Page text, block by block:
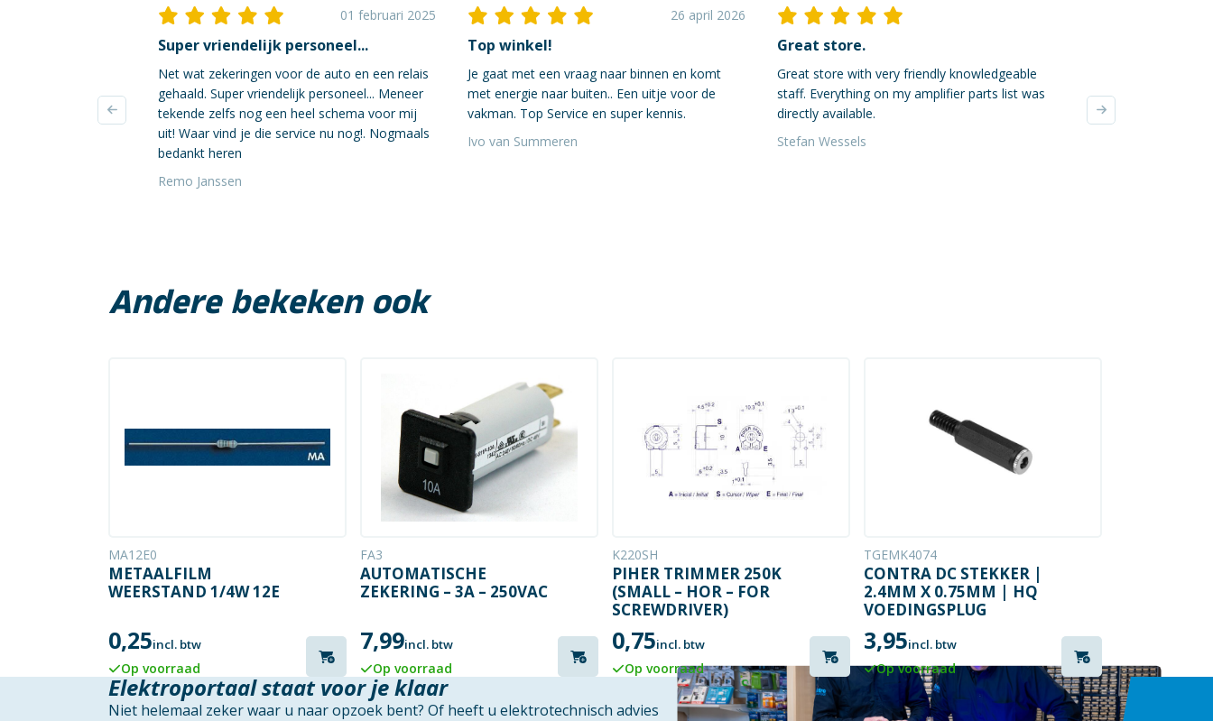
01 februari 2025
Super vriendelijk personeel...
Net wat zekeringen voor de auto en een relais
gehaald. Super vriendelijk personeel... Meneer
tekende zelfs nog een heel schema voor mij
uit! Waar vind je die service nu nog!. Nogmaals
bedankt heren
Remo Janssen
26 april 2026
Top winkel!
Je gaat met een vraag naar binnen en komt
met energie naar buiten.. Een uitje voor de
vakman. Top Service en super kennis.
Ivo van Summeren
Great store.
Great store with very friendly knowledgeable
staff. Everything on my amplifier parts list was
directly available.
Stefan Wessels
verzonden, super!
waren zeer
Andere bekeken ook
MA12E0
METAALFILM
WEERSTAND 1/4W 12E
0,25incl. btw
Op voorraad
FA3
AUTOMATISCHE
ZEKERING – 3A – 250VAC
7,99incl. btw
Op voorraad
K220SH
PIHER TRIMMER 250K
(SMALL – HOR – FOR
SCREWDRIVER)
0,75incl. btw
Op voorraad
TGEMK4074
CONTRA DC STEKKER |
2.4MM X 0.75MM | HQ
VOEDINGSPLUG
3,95incl. btw
Op voorraad
Elektroportaal staat voor je klaar
Niet helemaal zeker waar u naar opzoek bent? Of heeft u elektrotechnisch advies